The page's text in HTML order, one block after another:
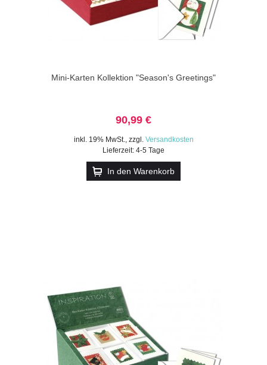
Mini-Karten Kollektion "Season's Greetings"
90,99 €
inkl. 19% MwSt., zzgl. Versandkosten
Lieferzeit: 4-5 Tage
In den Warenkorb